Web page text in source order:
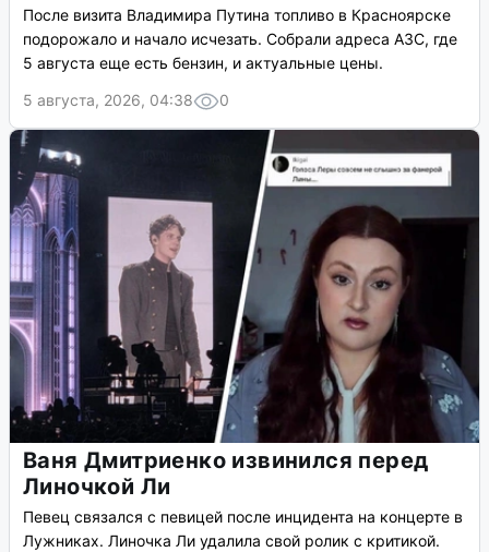
После визита Владимира Путина топливо в Красноярске
подорожало и начало исчезать. Собрали адреса АЗС, где
5 августа еще есть бензин, и актуальные цены.
5 августа, 2026, 04:38
0
Ваня Дмитриенко извинился перед
Линочкой Ли
Певец связался с певицей после инцидента на концерте в
Лужниках. Линочка Ли удалила свой ролик с критикой.